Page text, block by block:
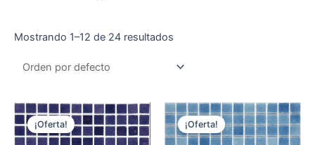
Mostrando 1–12 de 24 resultados
¡Oferta! ¡Oferta!